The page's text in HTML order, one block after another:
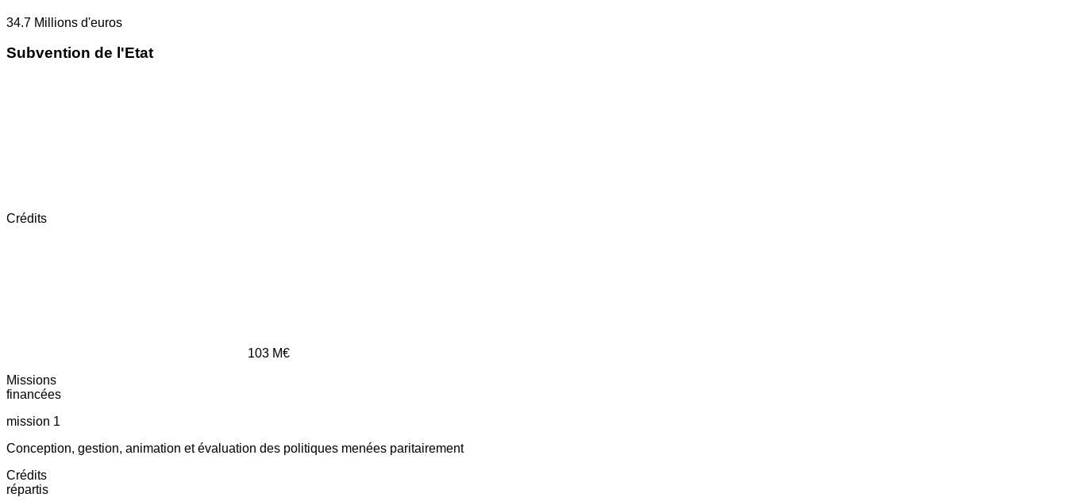
34.7 Millions d'euros
Subvention de l'Etat
Crédits
103 M€
Missions
financées
mission 1
Conception, gestion, animation et évaluation des politiques menées paritairement
Crédits
répartis